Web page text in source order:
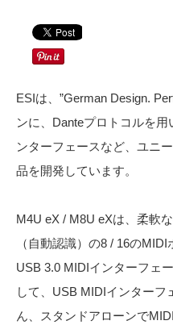
ESIは、”German Design.
ンに、Danteプロトコルを
ンターフェースなど、ユニ
品を開発しています。
M4U eX / M8U eXは、柔軟
（自動認識）の8 / 16の
USB 3.0 MIDIインターフェ
して、USB MIDIインターフ
ん、スタンドアローンで